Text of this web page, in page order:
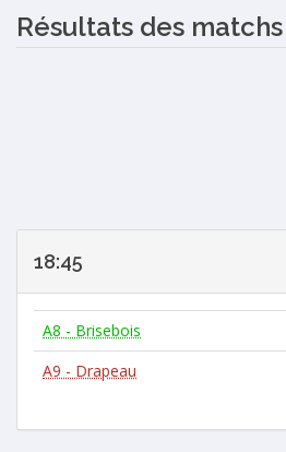
Résultats des
18:45
A8 - Brisebois
A9 - Drapeau